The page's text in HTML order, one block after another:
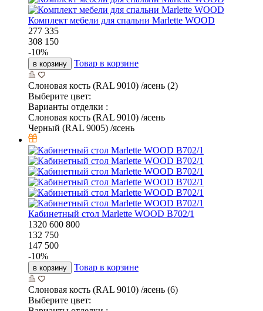
Комплект мебели для спальни Marlette WOOD
277 335
308 150
-10%
в корзину Товар в корзине
Слоновая кость (RAL 9010) /ясень (2)
Выберите цвет:
Варианты отделки :
Слоновая кость (RAL 9010) /ясень
Черный (RAL 9005) /ясень
Кабинетный стол Marlette WOOD В702/1
1320 600 800
132 750
147 500
-10%
в корзину Товар в корзине
Слоновая кость (RAL 9010) /ясень (6)
Выберите цвет: